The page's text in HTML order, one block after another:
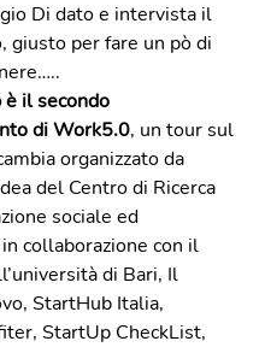
Di dato e intervista il
giusto per fare un pò di
il secondo
di Work5.0, un tour sul
organizzato da
del Centro di Ricerca
sociale ed
collaborazione con il
di Bari, Il
StartHub Italia,
StartUp CheckList,